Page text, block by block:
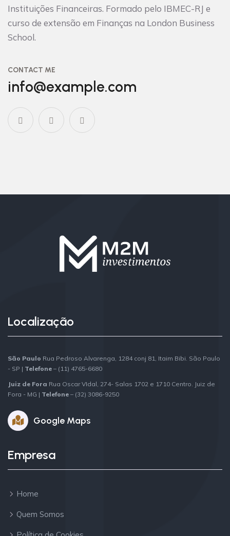
Instituições Financeiras. Formado pelo IBMEC-RJ e
curso de extensão em Finanças na London Business
School.
CONTACT ME
info@example.com
Localização
São Paulo Rua Pedroso Alvarenga, 1284 conj 81, Itaim Bibi. São Paulo
- SP | Telefone – (11) 4765-6680
Juiz de Fora Rua Oscar VIdal, 274- Salas 1702 e 1710 Centro. Juiz de
Fora - MG | Telefone – (32) 3086-9250
Google Maps
Empresa
Home
Quem Somos